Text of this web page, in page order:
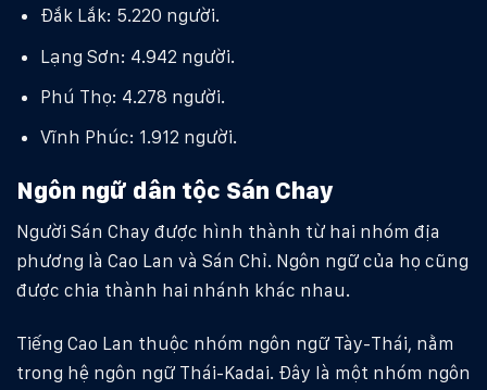
Đắk Lắk: 5.220 người.
Lạng Sơn: 4.942 người.
Phú Thọ: 4.278 người.
Vĩnh Phúc: 1.912 người.
Ngôn ngữ dân tộc Sán Chay
Người Sán Chay được hình thành từ hai nhóm địa
phương là Cao Lan và Sán Chỉ. Ngôn ngữ của họ cũng
được chia thành hai nhánh khác nhau.
Tiếng Cao Lan thuộc nhóm ngôn ngữ Tày-Thái, nằm
trong hệ ngôn ngữ Thái-Kadai. Đây là một nhóm ngôn